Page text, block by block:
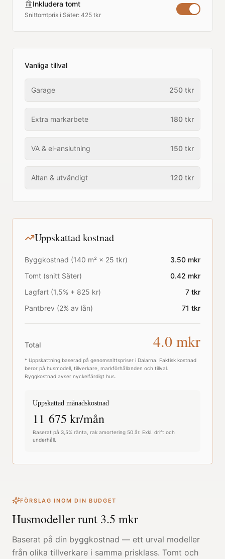
Inkludera tomt
Snittomtpris i Säter: 425 tkr
Vanliga tillval
Garage 250 tkr
Extra markarbete 180 tkr
VA & el-anslutning 150 tkr
Altan & utvändigt 120 tkr
Uppskattad kostnad
Byggkostnad (140 m² × 25 tkr) 3.50 mkr
Tomt (snitt Säter) 0.42 mkr
Lagfart (1,5% + 825 kr)
7 tkr
Pantbrev (2% av lån)
71 tkr
Total 4.0 mkr
* Uppskattning baserad på genomsnittspriser i Dalarna . Faktisk kostnad
beror på husmodell, tillverkare, markförhållanden och tillval.
Byggkostnad avser nyckelfärdigt hus.
Uppskattad månadskostnad
11 675 kr/mån
Baserat på 3,5% ränta, rak amortering 50 år. Exkl. drift och
underhåll.
FÖRSLAG INOM DIN BUDGET
Husmodeller runt 3.5 mkr
Baserat på din byggkostnad — ett urval modeller
från olika tillverkare i samma prisklass. Tomt och